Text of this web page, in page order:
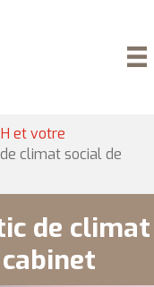
et votre
climat social de
de climat